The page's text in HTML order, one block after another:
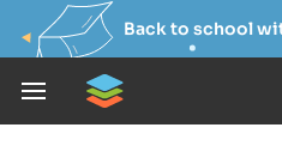
Back to school